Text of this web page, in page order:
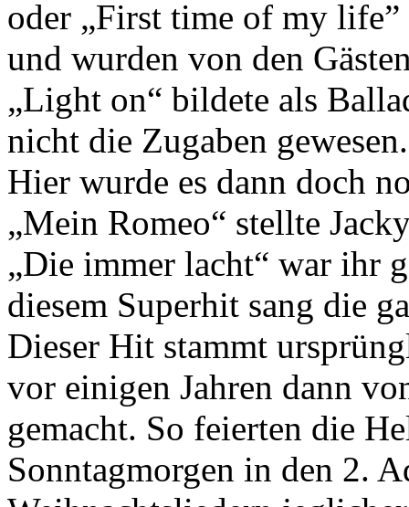
oder „First time of my
und wurden von den
„Light on“ bildete als
nicht die Zugaben gewesen.
Hier wurde es dann doch
„Mein Romeo“ stellte
„Die immer lacht“ war ihr
diesem Superhit sang die
Dieser Hit stammt
vor einigen Jahren dann
gemacht. So feierten die
Sonntagmorgen in den 2.